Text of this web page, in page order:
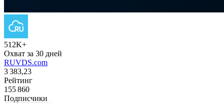
512K+
Охват за 30 дней
RUVDS.com
3 383,23
Рейтинг
155 860
Подписчики